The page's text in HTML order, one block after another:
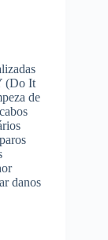
(Do It
de
danos